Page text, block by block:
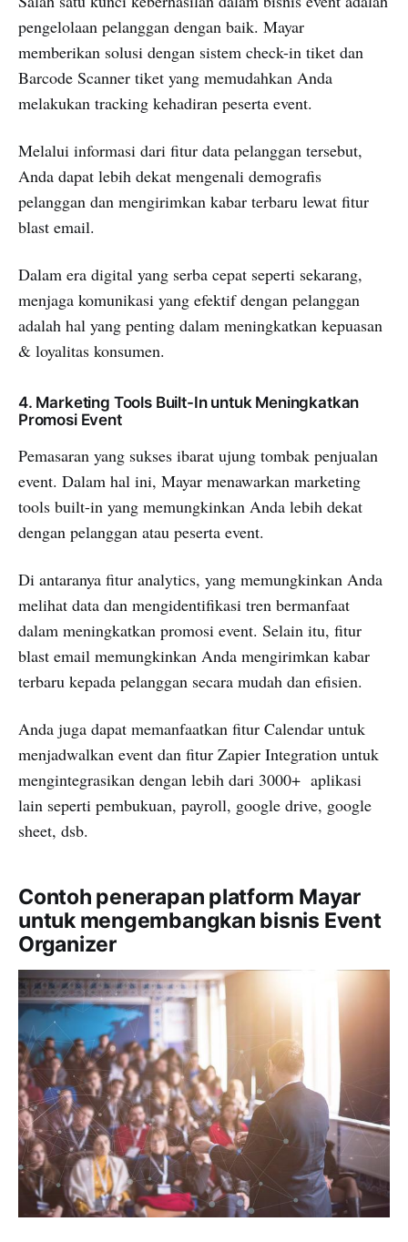
pengelolaan pelanggan dengan baik. Mayar
memberikan solusi dengan sistem check-in tiket dan
Barcode Scanner tiket yang memudahkan Anda
melakukan tracking kehadiran peserta event.
Melalui informasi dari fitur data pelanggan tersebut,
Anda dapat lebih dekat mengenali demografis
pelanggan dan mengirimkan kabar terbaru lewat fitur
blast email.
Dalam era digital yang serba cepat seperti sekarang,
menjaga komunikasi yang efektif dengan pelanggan
adalah hal yang penting dalam meningkatkan kepuasan
& loyalitas konsumen.
4. Marketing Tools Built-In untuk Meningkatkan
Promosi Event
Pemasaran yang sukses ibarat ujung tombak penjualan
event. Dalam hal ini, Mayar menawarkan marketing
tools built-in yang memungkinkan Anda lebih dekat
dengan pelanggan atau peserta event.
Di antaranya fitur analytics, yang memungkinkan Anda
melihat data dan mengidentifikasi tren bermanfaat
dalam meningkatkan promosi event. Selain itu, fitur
blast email memungkinkan Anda mengirimkan kabar
terbaru kepada pelanggan secara mudah dan efisien.
Anda juga dapat memanfaatkan fitur Calendar untuk
menjadwalkan event dan fitur Zapier Integration untuk
mengintegrasikan dengan lebih dari 3000+ aplikasi
lain seperti pembukuan, payroll, google drive, google
sheet, dsb.
Contoh penerapan platform Mayar
untuk mengembangkan bisnis Event
Organizer